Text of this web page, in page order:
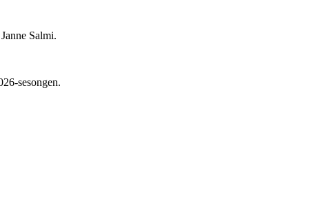
Salmi.
sesongen.